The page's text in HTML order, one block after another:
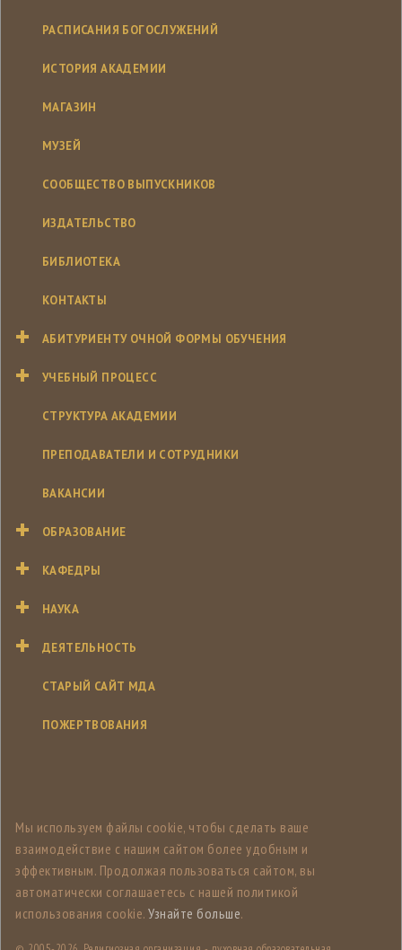
РАСПИСАНИЯ БОГОСЛУЖЕНИЙ
ИСТОРИЯ АКАДЕМИИ
МАГАЗИН
МУЗЕЙ
СООБЩЕСТВО ВЫПУСКНИКОВ
ИЗДАТЕЛЬСТВО
БИБЛИОТЕКА
КОНТАКТЫ
АБИТУРИЕНТУ ОЧНОЙ ФОРМЫ ОБУЧЕНИЯ
УЧЕБНЫЙ ПРОЦЕСС
СТРУКТУРА АКАДЕМИИ
ПРЕПОДАВАТЕЛИ И СОТРУДНИКИ
ВАКАНСИИ
ОБРАЗОВАНИЕ
КАФЕДРЫ
НАУКА
ДЕЯТЕЛЬНОСТЬ
СТАРЫЙ САЙТ МДА
ПОЖЕРТВОВАНИЯ
Мы используем файлы cookie, чтобы сделать ваше
взаимодействие с нашим сайтом более удобным и
эффективным. Продолжая пользоваться сайтом, вы
автоматически соглашаетесь с нашей политикой
использования cookie. Узнайте больше.